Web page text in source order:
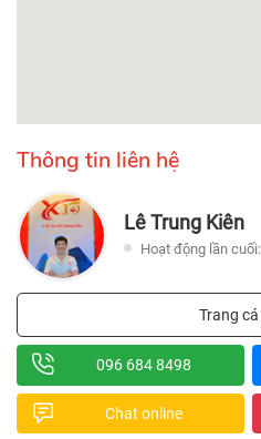
Thông tin liên hệ
Lê Trung Kiên
Hoạt động lần
Trang
096 684 8498
Chat online